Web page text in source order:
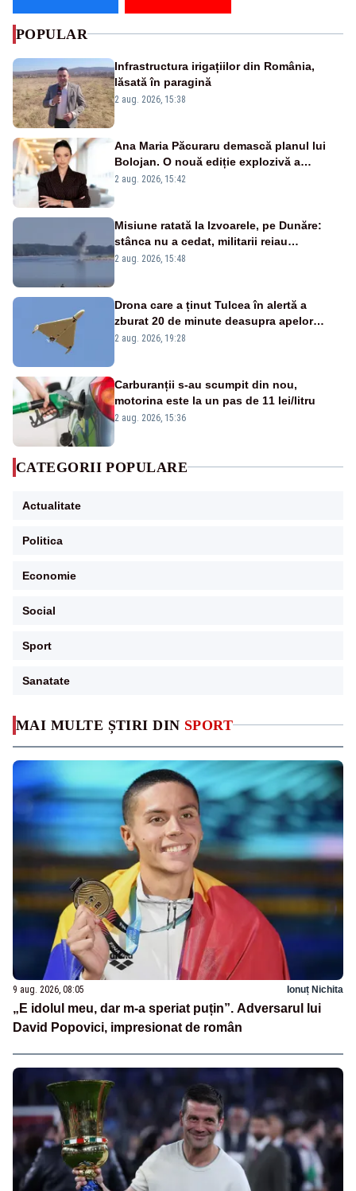
MAI MULTE ȘTIRI DIN SPORT
9 aug. 2026, 08:05 Ionuț Nichita
„E idolul meu, dar m-a speriat puțin”. Adversarul lui
David Popovici, impresionat de român
POPULAR
Infrastructura irigațiilor din România,
lăsată în paragină
2 aug. 2026, 15:38
Ana Maria Păcuraru demască planul lui
Bolojan. O nouă ediție explozivă a
emisiunii „Miza Zilei” la Realitatea PLUS
2 aug. 2026, 15:42
Misiune ratată la Izvoarele, pe Dunăre:
stânca nu a cedat, militarii reiau
detonările luni – VIDEO
2 aug. 2026, 15:48
Drona care a ținut Tulcea în alertă a
zburat 20 de minute deasupra apelor
României. Au fost ridicate două F-16
2 aug. 2026, 19:28
Carburanții s-au scumpit din nou,
motorina este la un pas de 11 lei/litru
2 aug. 2026, 15:36
CATEGORII POPULARE
Actualitate
Politica
Economie
Social
Sport
Sanatate